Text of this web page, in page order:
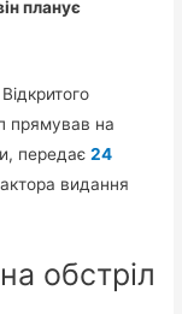
планує
прямував на
передає24
видання
обстріл